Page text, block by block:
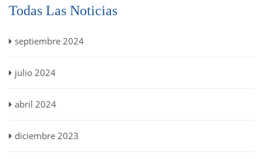
Todas Las Noticias
septiembre 2024
julio 2024
abril 2024
diciembre 2023